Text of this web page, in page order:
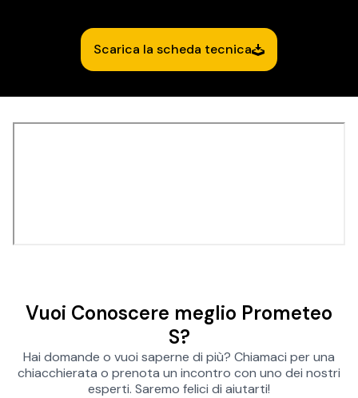
Scarica la scheda tecnica
Vuoi Conoscere meglio Prometeo
S?
Hai domande o vuoi saperne di più? Chiamaci per una
chiacchierata o prenota un incontro con uno dei nostri
esperti. Saremo felici di aiutarti!